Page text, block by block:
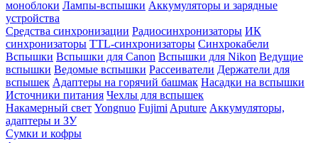
моноблоки Лампы-вспышки Аккумуляторы и зарядные
устройства
Средства синхронизации Радиосинхронизаторы ИК
синхронизаторы TTL-синхронизаторы Синхрокабели
Вспышки Вспышки для Canon Вспышки для Nikon Ведущие
вспышки Ведомые вспышки Рассеиватели Держатели для
вспышек Адаптеры на горячий башмак Насадки на вспышки
Источники питания Чехлы для вспышек
Накамерный свет Yongnuo Fujimi Aputure Аккумуляторы,
адаптеры и ЗУ
Сумки и кофры